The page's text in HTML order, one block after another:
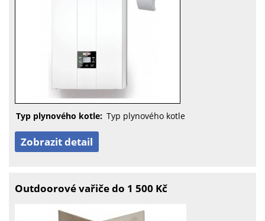
Typ plynového kotle: Typ plynového kotle
Zobrazit detail
Outdoorové vařiče do 1 500 Kč